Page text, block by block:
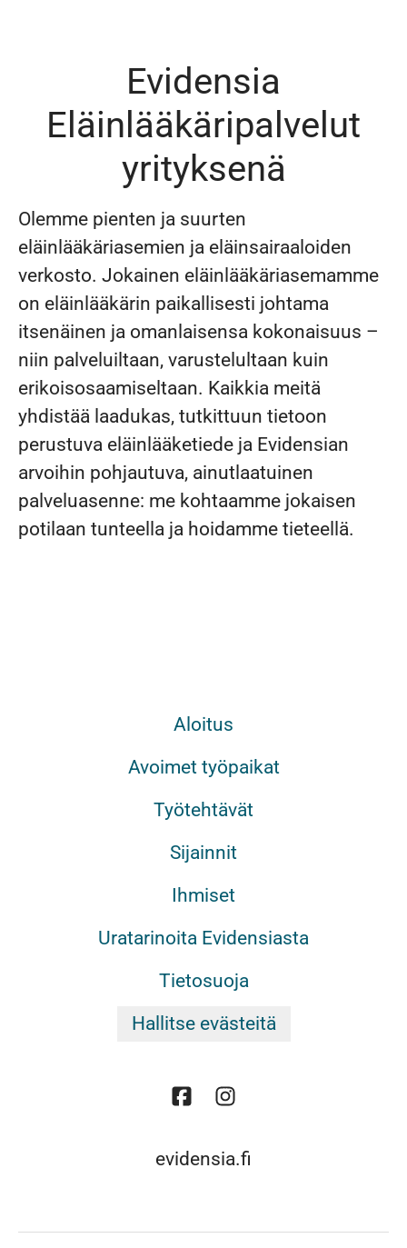
Evidensia
Eläinlääkäripalvelut
yrityksenä
Olemme pienten ja suurten
eläinlääkäriasemien ja eläinsairaaloiden
verkosto. Jokainen eläinlääkäriasemamme
on eläinlääkärin paikallisesti johtama
itsenäinen ja omanlaisensa kokonaisuus –
niin palveluiltaan, varustelultaan kuin
erikoisosaamiseltaan. Kaikkia meitä
yhdistää laadukas, tutkittuun tietoon
perustuva eläinlääketiede ja Evidensian
arvoihin pohjautuva, ainutlaatuinen
palveluasenne: me kohtaamme jokaisen
potilaan tunteella ja hoidamme tieteellä.
Aloitus
Avoimet työpaikat
Työtehtävät
Sijainnit
Ihmiset
Uratarinoita Evidensiasta
Tietosuoja
Hallitse evästeitä
evidensia.fi